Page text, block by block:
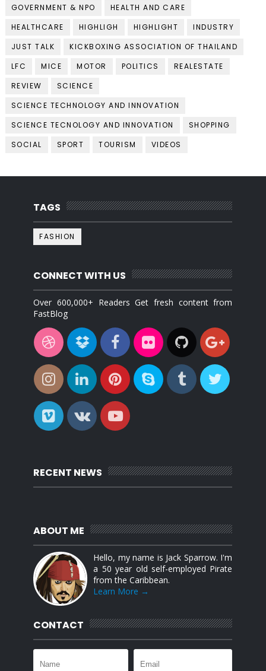
GOVERNMENT & NPO
HEALTH AND CARE
HEALTHCARE
HIGHLIGH HIGHLIGHT
INDUSTRY
JUST TALK
KICKBOXING ASSOCIATION OF THAILAND
LFC
MICE MOTOR POLITICS
REALESTATE
REVIEW
SCIENCE
SCIENCE TECHNOLOGY AND INNOVATION
SCIENCE TECNOLOGY AND INNOVATION
SHOPPING
SOCIAL
SPORT TOURISM VIDEOS
TAGS
FASHION
CONNECT WITH US
Over 600,000+ Readers Get fresh content from
FastBlog
RECENT NEWS
ABOUT ME
Hello, my name is Jack Sparrow. I'm
a 50 year old self-employed Pirate
from the Caribbean.
Learn More →
CONTACT